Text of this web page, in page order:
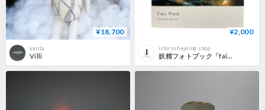
¥18,700
yarila
Villi
¥2,000
ichirin healing shop
妖精フォトブック「fairy world」